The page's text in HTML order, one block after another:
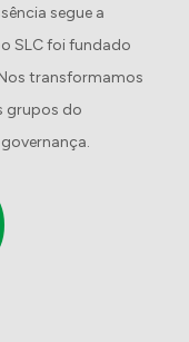
segue a
SLC foi fundado
transformamos
grupos do